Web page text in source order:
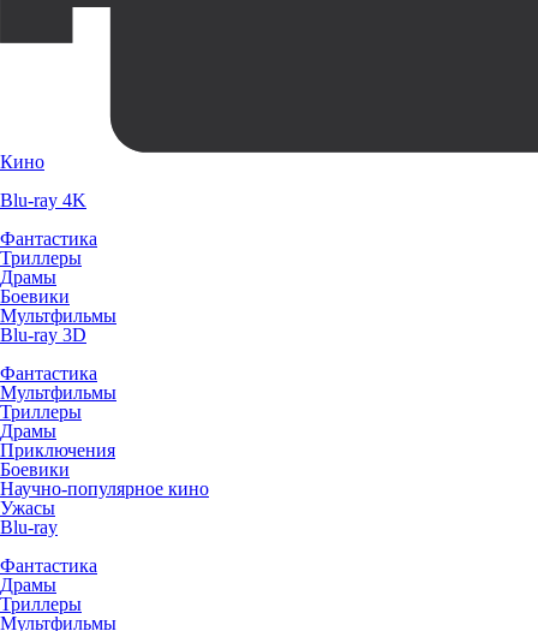
Кино
Blu-ray 4K
Фантастика
Триллеры
Драмы
Боевики
Мультфильмы
Blu-ray 3D
Фантастика
Мультфильмы
Триллеры
Драмы
Приключения
Боевики
Научно-популярное кино
Ужасы
Blu-ray
Фантастика
Драмы
Триллеры
Мультфильмы